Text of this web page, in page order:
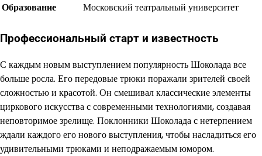
Образование
Московский театральный университет
Профессиональный старт и известность
С каждым новым выступлением популярность Шоколада все
больше росла. Его передовые трюки поражали зрителей своей
сложностью и красотой. Он смешивал классические элементы
циркового искусства с современными технологиями, создавая
неповторимое зрелище. Поклонники Шоколада с нетерпением
ждали каждого его нового выступления, чтобы насладиться его
удивительными трюками и неподражаемым юмором.